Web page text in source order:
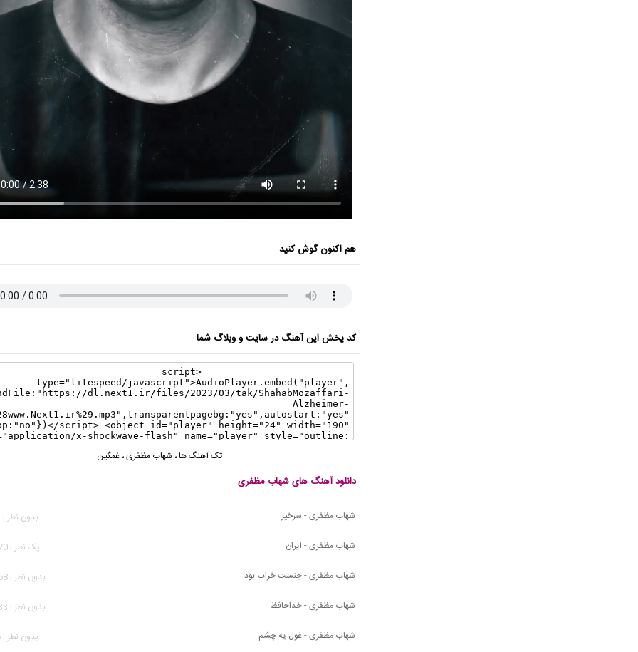
هم اکنون گوش کنید
کد پخش این آهنگ در سایت و وبلاگ شما
تک آهنگ ها، شهاب مظفری، غمگین
دانلود آهنگ های شهاب مظفری
شهاب مظفری - سرخیز
بدون نظر | 601 بازدید
شهاب مظفری - ایران
يک نظر | 1,370 بازدید
شهاب مظفری - جنست خراب بود
بدون نظر | 2,858 بازدید
شهاب مظفری - خداحافظ
بدون نظر | 1,933 بازدید
شهاب مظفری - غول یه چشم
بدون نظر | 926 بازدید